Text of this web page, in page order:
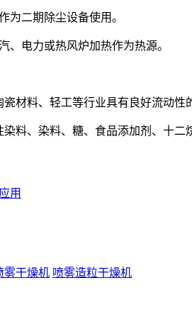
为二期除尘设备使用。
、电力或热风炉加热作为热源。
材料、轻工等行业具有良好流动性
料、染料、糖、食品添加剂、十
用
雾干燥机 喷雾造粒干燥机